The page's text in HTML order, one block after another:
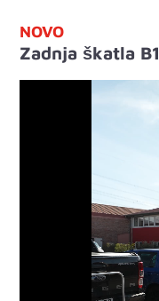
NOVO
Zadnja škatla B1